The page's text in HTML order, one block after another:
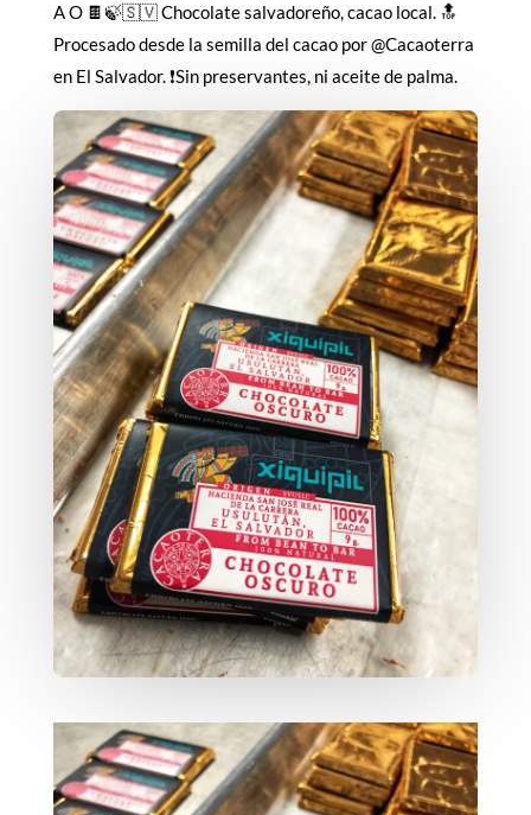
A O 🍫🍃🇸🇻 Chocolate salvadoreño, cacao local. 🔝
Procesado desde la semilla del cacao por @Cacaoterra
en El Salvador. ❗️Sin preservantes, ni aceite de palma.